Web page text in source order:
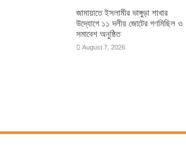
জামায়াতে ইসলামীর ভাঙ্গুড়া শাখার
উদ্যোগে ১১ দলীয় জোটের গণমিছিল ও
সমাবেশ অনুষ্ঠিত
August 7, 2026